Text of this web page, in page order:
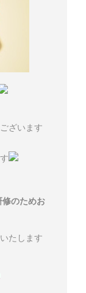
ざいます
修のためお
たします